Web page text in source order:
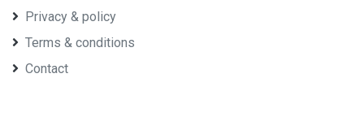
Privacy & policy
Terms & conditions
Contact